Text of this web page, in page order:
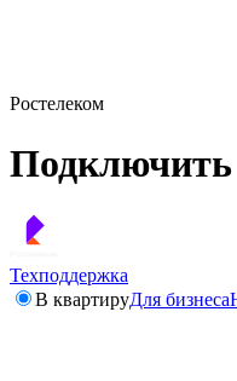
Ростелеком
Подключить
Техподдержка
В квартируДля бизнеса